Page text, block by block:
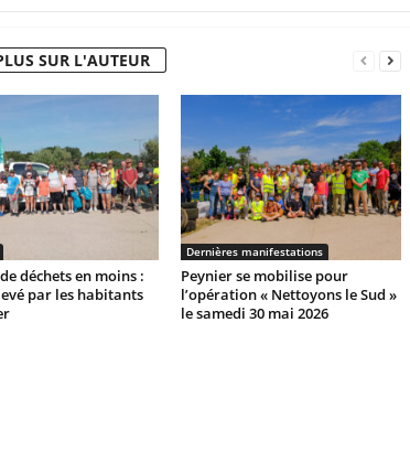
SUR L'AUTEUR
déchets en moins :
par les habitants
Dernières manifestations
Peynier se mobilise pour
l’opération « Nettoyons le Sud »
le samedi 30 mai 2026